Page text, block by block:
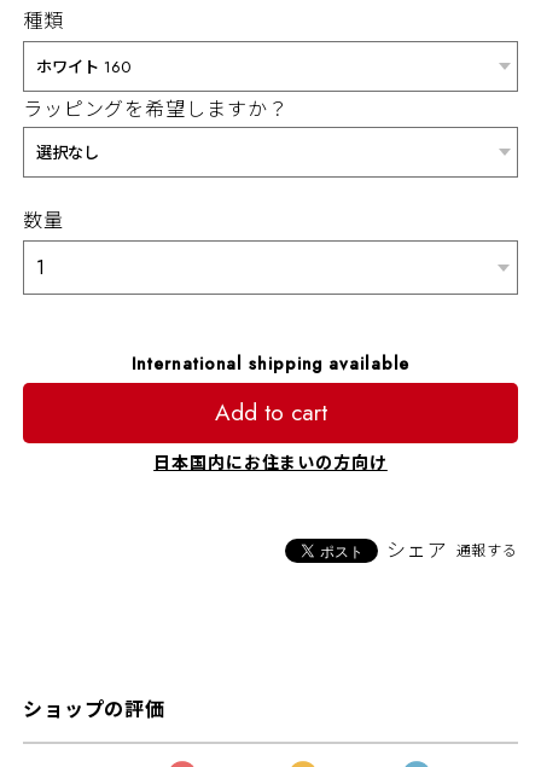
種類
ラッピングを希望しますか？
数量
International shipping available
Add to cart
日本国内にお住まいの方向け
シェア 通報する
ショップの評価